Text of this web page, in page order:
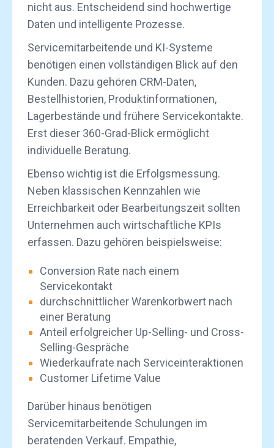
nicht aus. Entscheidend sind hochwertige
Daten und intelligente Prozesse.
Servicemitarbeitende und KI-Systeme
benötigen einen vollständigen Blick auf den
Kunden. Dazu gehören CRM-Daten,
Bestellhistorien, Produktinformationen,
Lagerbestände und frühere Servicekontakte.
Erst dieser 360-Grad-Blick ermöglicht
individuelle Beratung.
Ebenso wichtig ist die Erfolgsmessung.
Neben klassischen Kennzahlen wie
Erreichbarkeit oder Bearbeitungszeit sollten
Unternehmen auch wirtschaftliche KPIs
erfassen. Dazu gehören beispielsweise:
Conversion Rate nach einem
Servicekontakt
durchschnittlicher Warenkorbwert nach
einer Beratung
Anteil erfolgreicher Up-Selling- und Cross-
Selling-Gespräche
Wiederkaufrate nach Serviceinteraktionen
Customer Lifetime Value
Darüber hinaus benötigen
Servicemitarbeitende Schulungen im
beratenden Verkauf. Empathie,